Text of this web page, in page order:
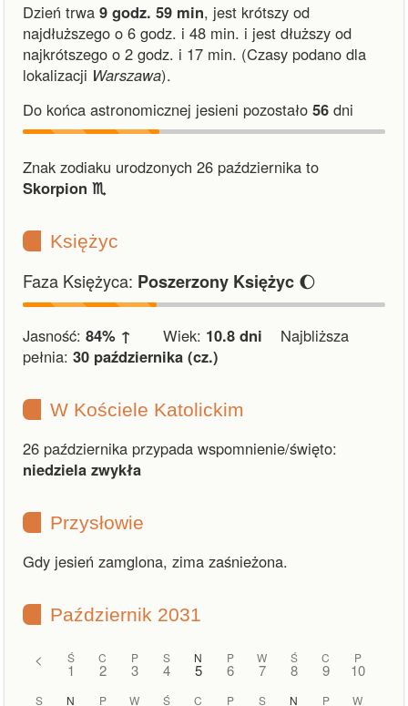
Dzień trwa 9 godz. 59 min, jest krótszy od
najdłuższego o 6 godz. i 48 min. i jest dłuższy od
najkrótszego o 2 godz. i 17 min. (Czasy podano dla
lokalizacji Warszawa).
Do końca astronomicznej jesieni pozostało 56 dni
Znak zodiaku urodzonych 26 października to
Skorpion ♏︎
Księżyc
Faza Księżyca: Poszerzony Księżyc 🌔
Jasność: 84% ↑ Wiek: 10.8 dni Najbliższa
pełnia: 30 października (cz.)
W Kościele Katolickim
26 października przypada wspomnienie/święto:
niedziela zwykła
Przysłowie
Gdy jesień zamglona, zima zaśnieżona.
Październik 2031
< Ś
1
C
2
P
3
S
4
N
5
P
6
W
7
Ś
8
C
9
P
10
S N P W Ś C P S N P W